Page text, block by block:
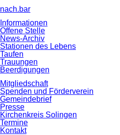
nach.bar
Informationen
Offene Stelle
News-Archiv
Stationen des Lebens
Taufen
Trauungen
Beerdigungen
Mitgliedschaft
Spenden und Förderverein
Gemeindebrief
Presse
Kirchenkreis Solingen
Termine
Kontakt